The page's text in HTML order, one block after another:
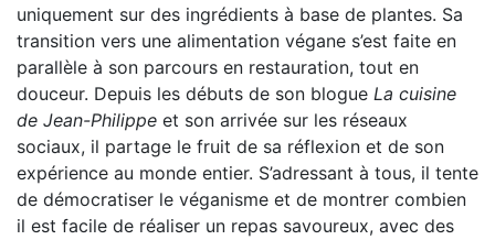
uniquement sur des ingrédients à base de plantes. Sa
transition vers une alimentation végane s’est faite en
parallèle à son parcours en restauration, tout en
douceur. Depuis les débuts de son blogue La cuisine
de Jean-Philippe et son arrivée sur les réseaux
sociaux, il partage le fruit de sa réflexion et de son
expérience au monde entier. S’adressant à tous, il tente
de démocratiser le véganisme et de montrer combien
il est facile de réaliser un repas savoureux, avec des